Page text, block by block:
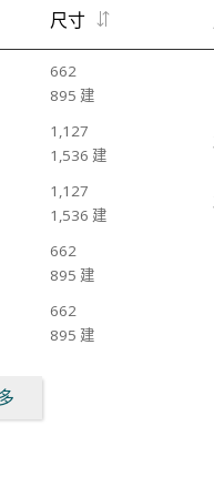
尺寸
662
895 建
1,127
1,536 建
1,127
1,536 建
662
895 建
662
895 建